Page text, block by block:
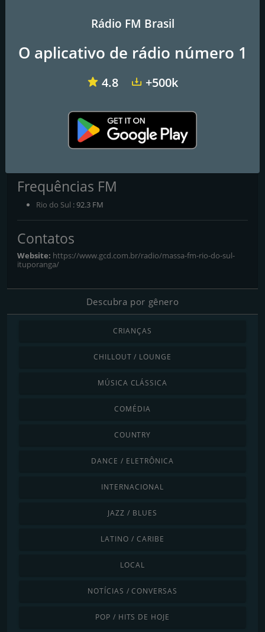
Band FM
Massa FM Rio do Sul /
Ituporanga 92.3 FM
Frequências FM
Rio do Sul : 92.3 FM
Contatos
Website: https://www.gcd.com.br/radio/massa-fm-rio-do-sul-
ituporanga/
Descubra por gênero
CRIANÇAS
CHILLOUT / LOUNGE
MÚSICA CLÁSSICA
COMÉDIA
COUNTRY
DANCE / ELETRÔNICA
INTERNACIONAL
JAZZ / BLUES
LATINO / CARIBE
LOCAL
NOTÍCIAS / CONVERSAS
POP / HITS DE HOJE
Rádio FM Brasil
O aplicativo de rádio número 1
4.8 +500k